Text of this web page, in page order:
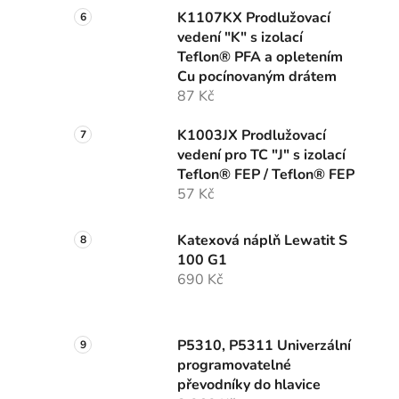
K1107KX Prodlužovací
vedení "K" s izolací
Teflon® PFA a opletením
Cu pocínovaným drátem
87 Kč
K1003JX Prodlužovací
vedení pro TC "J" s izolací
Teflon® FEP / Teflon® FEP
57 Kč
Katexová náplň Lewatit S
100 G1
690 Kč
P5310, P5311 Univerzální
programovatelné
převodníky do hlavice